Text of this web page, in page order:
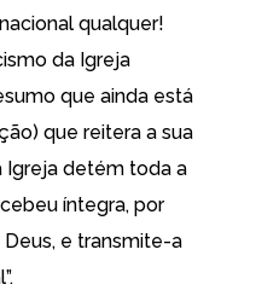
qualquer!
da Igreja
que ainda está
que reitera a sua
Igreja detém toda a
íntegra, por
e transmite-a